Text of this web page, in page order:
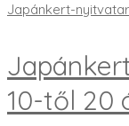
Japánkert-
10-től 20